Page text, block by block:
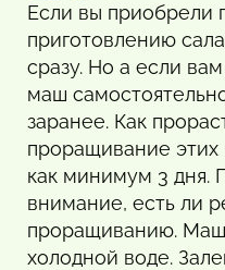
Если вы
приготовлению
сразу. Но а если
маш
заранее. Как
проращивание этих
как минимум 3 дня.
внимание, есть ли
проращиванию.
холодной воде.